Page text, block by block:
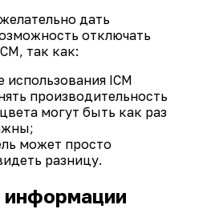
дать
отключать
так как:
использования ICM
производительность
могут быть как раз
может просто
разницу.
информации